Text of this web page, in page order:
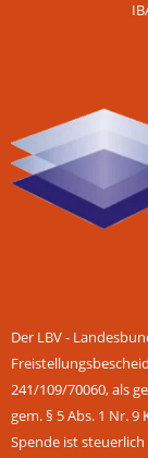
Der LBV -
241/109/70060, als
gem. § 5 Abs. 1 Nr.
Spende ist